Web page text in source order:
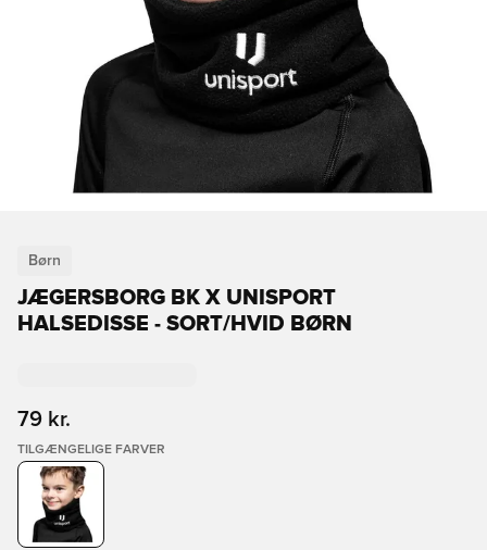
Børn
JÆGERSBORG BK X UNISPORT
HALSEDISSE - SORT/HVID BØRN
79 kr.
TILGÆNGELIGE FARVER